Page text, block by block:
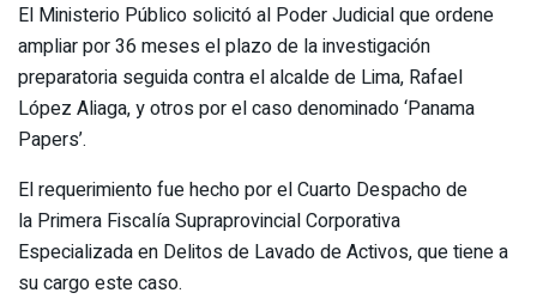
El Ministerio Público solicitó al Poder Judicial que ordene
ampliar por 36 meses el plazo de la investigación
preparatoria seguida contra el alcalde de Lima, Rafael
López Aliaga, y otros por el caso denominado ‘Panama
Papers’.
El requerimiento fue hecho por el Cuarto Despacho de
la Primera Fiscalía Supraprovincial Corporativa
Especializada en Delitos de Lavado de Activos, que tiene a
su cargo este caso.